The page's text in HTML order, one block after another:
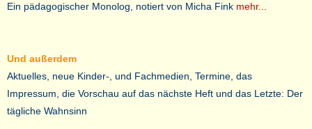
Ein pädagogischer Monolog, notiert von Micha Fink mehr...
Und außerdem
Aktuelles, neue Kinder-, und Fachmedien, Termine, das
Impressum, die Vorschau auf das nächste Heft und das Letzte: Der
tägliche Wahnsinn